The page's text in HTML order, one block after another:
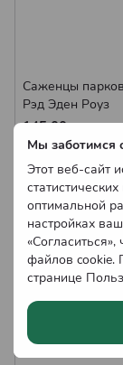
Мы заботимся
Этот веб-сайт
оптимальной
настройках
файлов cookie.
странице
Саженцы
Рэд Эден Роуз
145.00 грн
Нет в наличии
Оптовые цены